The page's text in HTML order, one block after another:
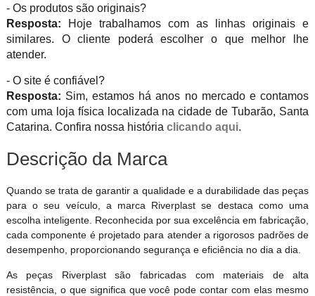
- Os produtos são originais?
Resposta: Hoje trabalhamos com as linhas originais e
similares. O cliente poderá escolher o que melhor lhe
atender.
- O site é confiável?
Resposta: Sim, estamos há anos no mercado e contamos
com uma loja física localizada na cidade de Tubarão, Santa
Catarina. Confira nossa história clicando aqui.
Descrição da Marca
Quando se trata de garantir a qualidade e a durabilidade das peças
para o seu veículo, a marca Riverplast se destaca como uma
escolha inteligente. Reconhecida por sua excelência em fabricação,
cada componente é projetado para atender a rigorosos padrões de
desempenho, proporcionando segurança e eficiência no dia a dia.
As peças Riverplast são fabricadas com materiais de alta
resistência, o que significa que você pode contar com elas mesmo